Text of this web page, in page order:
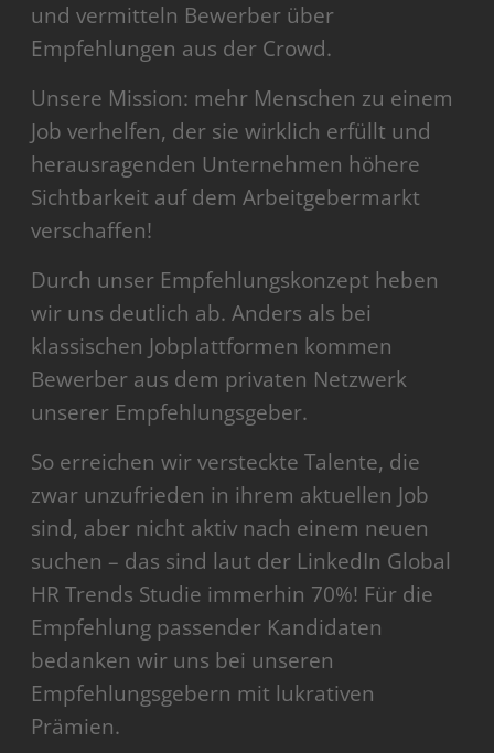
und vermitteln Bewerber über
Empfehlungen aus der Crowd.
Unsere Mission: mehr Menschen zu einem
Job verhelfen, der sie wirklich erfüllt und
herausragenden Unternehmen höhere
Sichtbarkeit auf dem Arbeitgebermarkt
verschaffen!
Durch unser Empfehlungskonzept heben
wir uns deutlich ab. Anders als bei
klassischen Jobplattformen kommen
Bewerber aus dem privaten Netzwerk
unserer Empfehlungsgeber.
So erreichen wir versteckte Talente, die
zwar unzufrieden in ihrem aktuellen Job
sind, aber nicht aktiv nach einem neuen
suchen – das sind laut der LinkedIn Global
HR Trends Studie immerhin 70%! Für die
Empfehlung passender Kandidaten
bedanken wir uns bei unseren
Empfehlungsgebern mit lukrativen
Prämien.